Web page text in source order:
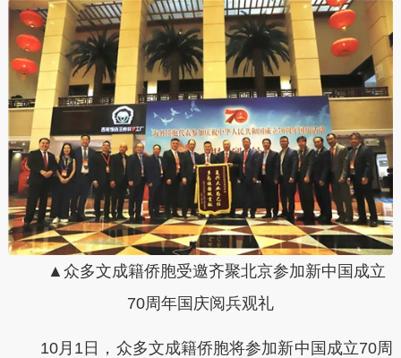
▲众多文成籍侨胞受邀齐聚北京参加新中国成立
70周年国庆阅兵观礼
10月1日，众多文成籍侨胞将参加新中国成立70周